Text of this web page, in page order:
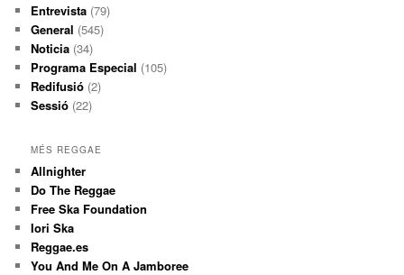
Entrevista (79)
General (545)
Noticia (34)
Programa Especial (105)
Redifusió (2)
Sessió (22)
MÉS REGGAE
Allnighter
Do The Reggae
Free Ska Foundation
Iori Ska
Reggae.es
You And Me On A Jamboree